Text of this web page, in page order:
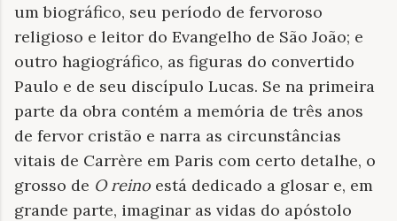
um biográfico, seu período de fervoroso
religioso e leitor do Evangelho de São João; e
outro hagiográfico, as figuras do convertido
Paulo e de seu discípulo Lucas. Se na primeira
parte da obra contém a memória de três anos
de fervor cristão e narra as circunstâncias
vitais de Carrère em Paris com certo detalhe, o
grosso de O reino está dedicado a glosar e, em
grande parte, imaginar as vidas do apóstolo